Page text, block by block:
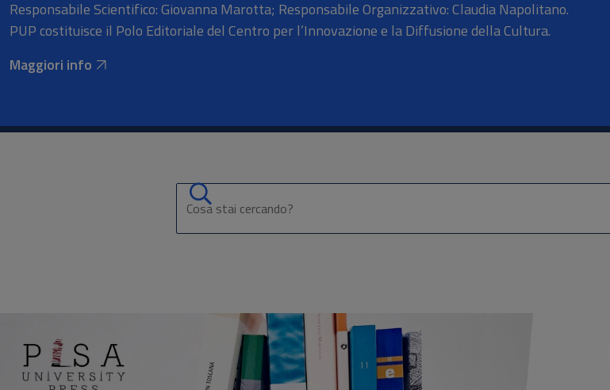
Responsabile Scientifico: Giovanna Marotta; Responsabile Organizzativo: Claudia Napolitano.
PUP costituisce il Polo Editoriale del Centro per l’Innovazione e la Diffusione della Cultura.
Maggiori info